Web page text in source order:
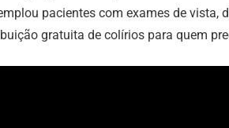
pacientes com exames de vista,
gratuita de colírios para quem